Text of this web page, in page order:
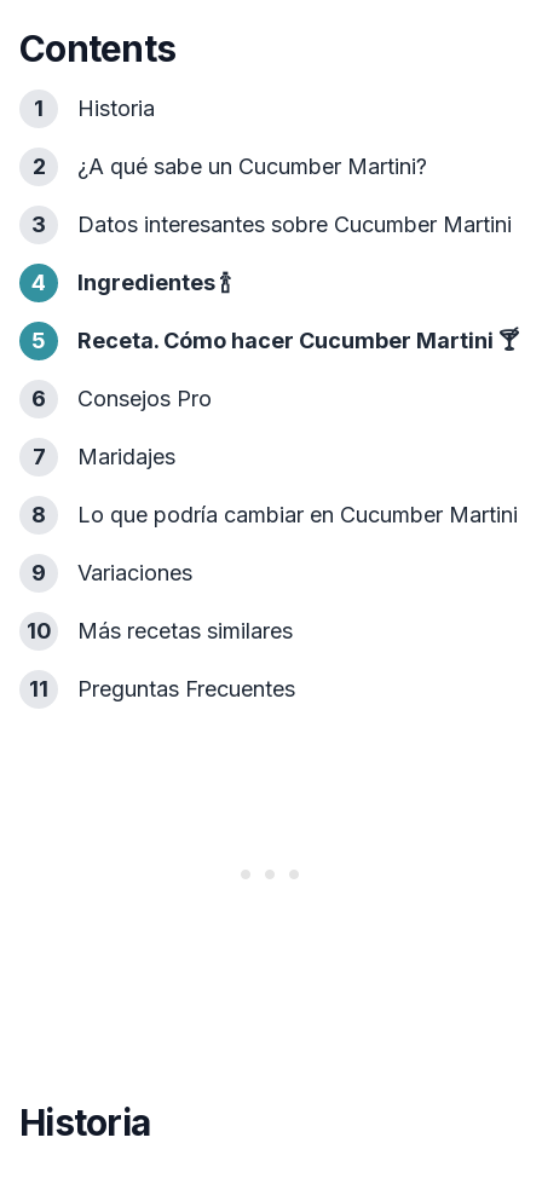
Contents
1 Historia
2 ¿A qué sabe un Cucumber Martini?
3 Datos interesantes sobre Cucumber Martini
4 Ingredientes🍾
5 Receta. Cómo hacer Cucumber Martini 🍸
6 Consejos Pro
7 Maridajes
8 Lo que podría cambiar en Cucumber Martini
9 Variaciones
10 Más recetas similares
11 Preguntas Frecuentes
Historia